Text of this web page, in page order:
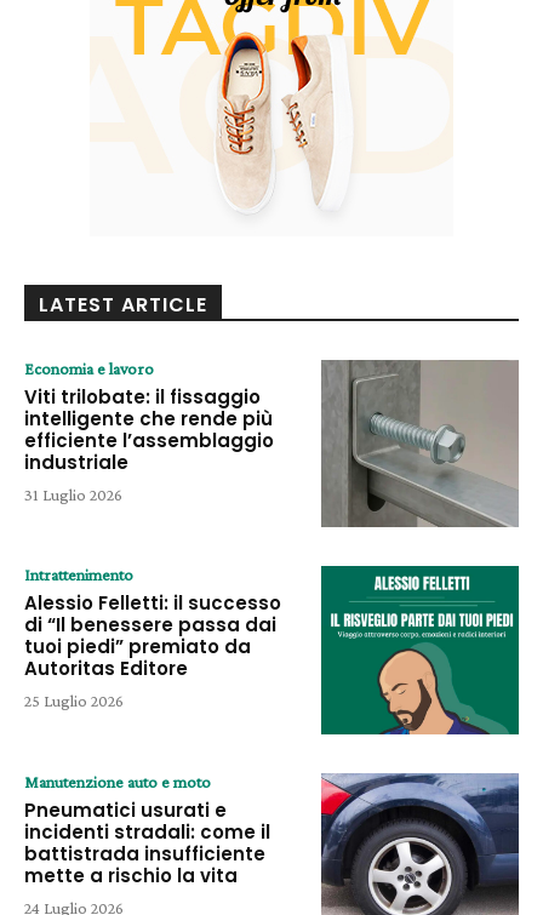
LATEST ARTICLE
Economia e lavoro
Viti trilobate: il fissaggio
intelligente che rende più
efficiente l’assemblaggio
industriale
31 Luglio 2026
Intrattenimento
Alessio Felletti: il successo
di “Il benessere passa dai
tuoi piedi” premiato da
Autoritas Editore
25 Luglio 2026
Manutenzione auto e moto
Pneumatici usurati e
incidenti stradali: come il
battistrada insufficiente
mette a rischio la vita
24 Luglio 2026